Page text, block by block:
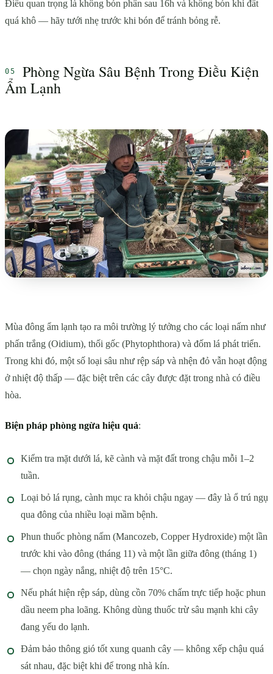
Điều quan trọng là không bón phân sau 16h và không bón khi đất
quá khô — hãy tưới nhẹ trước khi bón để tránh bỏng rễ.
Phòng Ngừa Sâu Bệnh Trong Điều Kiện
Ẩm Lạnh
Mùa đông ẩm lạnh tạo ra môi trường lý tưởng cho các loại nấm như
phấn trắng (Oidium), thối gốc (Phytophthora) và đốm lá phát triển.
Trong khi đó, một số loại sâu như rệp sáp và nhện đỏ vẫn hoạt động
ở nhiệt độ thấp — đặc biệt trên các cây được đặt trong nhà có điều
hòa.
Biện pháp phòng ngừa hiệu quả:
Kiểm tra mặt dưới lá, kẽ cành và mặt đất trong chậu mỗi 1–2
tuần.
Loại bỏ lá rụng, cành mục ra khỏi chậu ngay — đây là ổ trú ngụ
qua đông của nhiều loại mầm bệnh.
Phun thuốc phòng nấm (Mancozeb, Copper Hydroxide) một lần
trước khi vào đông (tháng 11) và một lần giữa đông (tháng 1)
— chọn ngày nắng, nhiệt độ trên 15°C.
Nếu phát hiện rệp sáp, dùng cồn 70% chấm trực tiếp hoặc phun
dầu neem pha loãng. Không dùng thuốc trừ sâu mạnh khi cây
đang yếu do lạnh.
Đảm bảo thông gió tốt xung quanh cây — không xếp chậu quá
sát nhau, đặc biệt khi để trong nhà kín.